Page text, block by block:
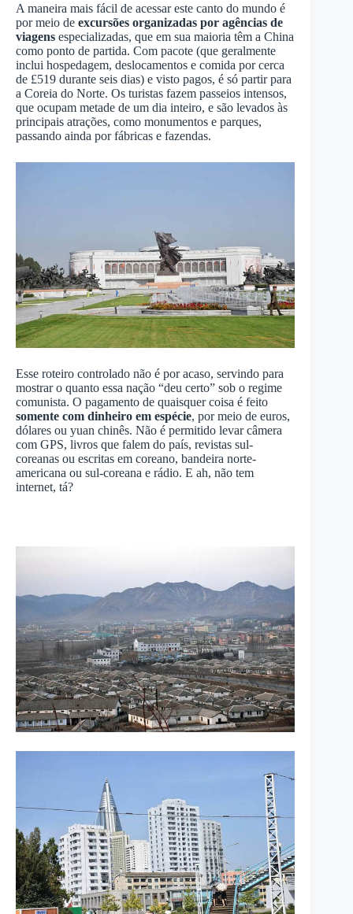
A maneira mais fácil de acessar este canto do mundo é
por meio de excursões organizadas por agências de
viagens especializadas, que em sua maioria têm a China
como ponto de partida. Com pacote (que geralmente
inclui hospedagem, deslocamentos e comida por cerca
de £519 durante seis dias) e visto pagos, é só partir para
a Coreia do Norte. Os turistas fazem passeios intensos,
que ocupam metade de um dia inteiro, e são levados às
principais atrações, como monumentos e parques,
passando ainda por fábricas e fazendas.
Esse roteiro controlado não é por acaso, servindo para
mostrar o quanto essa nação “deu certo” sob o regime
comunista. O pagamento de quaisquer coisa é feito
somente com dinheiro em espécie, por meio de euros,
dólares ou yuan chinês. Não é permitido levar câmera
com GPS, livros que falem do país, revistas sul-
coreanas ou escritas em coreano, bandeira norte-
americana ou sul-coreana e rádio. E ah, não tem
internet, tá?